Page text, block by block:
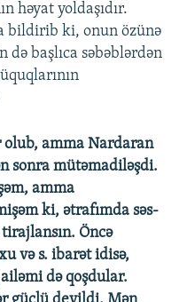
həyat yoldaşıdır.
bildirib ki, onun özünə
də başlıca səbəblərdən
olub, amma Nardaran
sonra mütəmadiləşdi.
amma
ki, ətrafımda səs-
Öncə
və s. ibarət idisə,
də qoşdular.